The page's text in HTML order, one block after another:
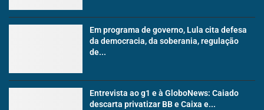
Em programa de governo, Lula cita defesa
da democracia, da soberania, regulação
de...
Entrevista ao g1 e à GloboNews: Caiado
descarta privatizar BB e Caixa e...